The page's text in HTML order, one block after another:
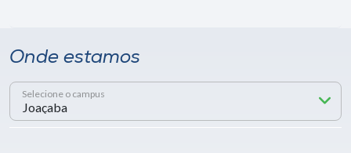
Onde estamos
Selecione o campus